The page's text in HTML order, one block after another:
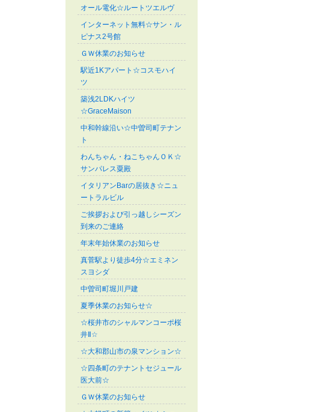
オール電化☆ルートツエルヴ
インターネット無料☆サン・ル
ピナス2号館
ＧＷ休業のお知らせ
駅近1Kアパート☆コスモハイ
ツ
築浅2LDKハイツ
☆GraceMaison
中和幹線沿い☆中曽司町テナン
ト
わんちゃん・ねこちゃんＯＫ☆
サンパレス粟殿
イタリアンBarの居抜き☆ニュ
ートラルビル
ご挨拶および引っ越しシーズン
到来のご連絡
年末年始休業のお知らせ
真菅駅より徒歩4分☆エミネン
スヨシダ
中曽司町堀川戸建
夏季休業のお知らせ☆
☆桜井市のシャルマンコーポ桜
井Ⅱ☆
☆大和郡山市の泉マンション☆
☆四条町のテナントセジュール
医大前☆
ＧＷ休業のお知らせ